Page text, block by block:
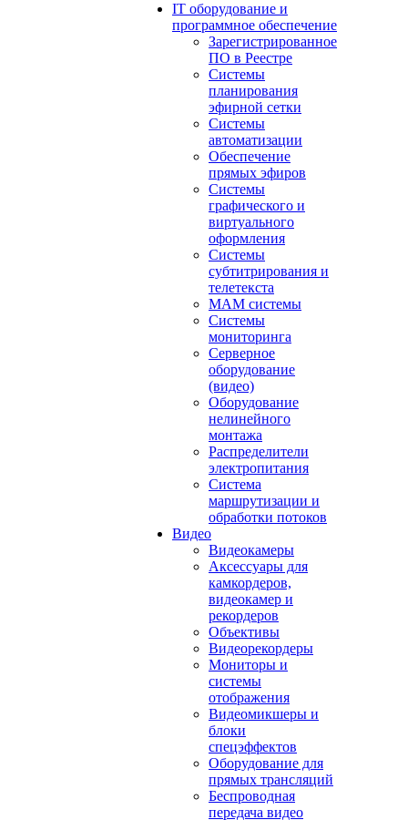
IT оборудование и
программное обеспечение
Зарегистрированное
ПО в Реестре
Системы
планирования
эфирной сетки
Системы
автоматизации
Обеспечение
прямых эфиров
Системы
графического и
виртуального
оформления
Системы
субтитрирования и
телетекста
MAM системы
Системы
мониторинга
Серверное
оборудование
(видео)
Оборудование
нелинейного
монтажа
Распределители
электропитания
Система
маршрутизации и
обработки потоков
Видео
Видеокамеры
Аксессуары для
камкордеров,
видеокамер и
рекордеров
Объективы
Видеорекордеры
Мониторы и
системы
отображения
Видеомикшеры и
блоки
спецэффектов
Оборудование для
прямых трансляций
Беспроводная
передача видео